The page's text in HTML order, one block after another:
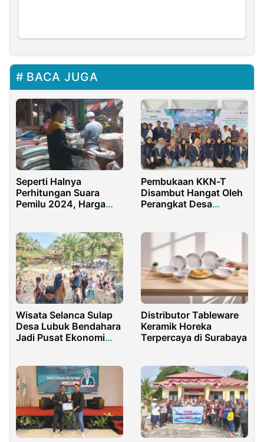
BACA JUGA
Seperti Halnya
Perhitungan Suara
Pemilu 2024, Harga
Pembukaan KKN-T
Disambut Hangat Oleh
Perangkat Desa
Wisata Selanca Sulap
Desa Lubuk Bendahara
Jadi Pusat Ekonomi
Distributor Tableware
Keramik Horeka
Terpercaya di Surabaya